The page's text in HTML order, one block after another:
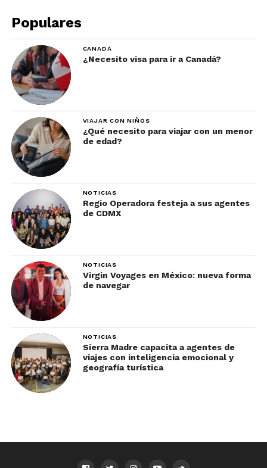
Populares
CANADÁ
¿Necesito visa para ir a Canadá?
VIAJAR CON NIÑOS
¿Qué necesito para viajar con un menor
de edad?
NOTICIAS
Regio Operadora festeja a sus agentes
de CDMX
NOTICIAS
Virgin Voyages en México: nueva forma
de navegar
NOTICIAS
Sierra Madre capacita a agentes de
viajes con inteligencia emocional y
geografía turística